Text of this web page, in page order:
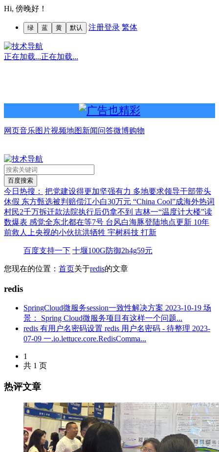
Hi, 傍晚好！
绿 蓝 黄 默认 注册登录 繁体
正在加载...正在加载...
网页音乐图片视频地图新闻问答微博购物
今日热搜： 把党建设得更加坚强有力 多地要求领导干部带头
休假 东方甄选被判赔偿江小白30万元 “China Cool”成海外热词
村民2千万拆迁款法院执行后仍拿不到 吉林一“温度计大楼”读
数爆表 感觉全东北都在等7号 台风白海豚登陆地点更新 10年
前救人上央视的小伙抗洪牺牲 宇树科技 打新
百度支持一下 十堰100G防御2h4g59元
您现在的位置： 首页关于redis的文章
redis
SpringCloud微服务session一致性解决方案 2023-10-19 场
景： Spring Cloud微服务项目有这样一个问题...
redis 有用户名密码设置 redis 用户名密码 - 待整理 2023-
07-09 一.io.lettuce.core.RedisComma...
1
共 1 页
热评文章